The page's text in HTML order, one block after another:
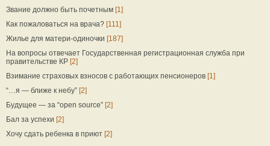
Звание должно быть почетным [1]
Как пожаловаться на врача? [111]
Жилье для матери-одиночки [187]
На вопросы отвечает Государственная регистрационная служба при
правительстве КР [2]
Взимание страховых взносов с работающих пенсионеров [1]
“…я — ближе к небу” [2]
Будущее — за “open source” [2]
Бал за успехи [2]
Хочу сдать ребенка в приют [2]